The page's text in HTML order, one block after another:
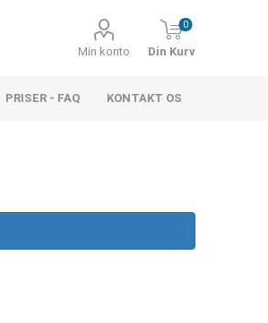
Min konto
0
Din Kurv
PRISER - FAQ KONTAKT OS